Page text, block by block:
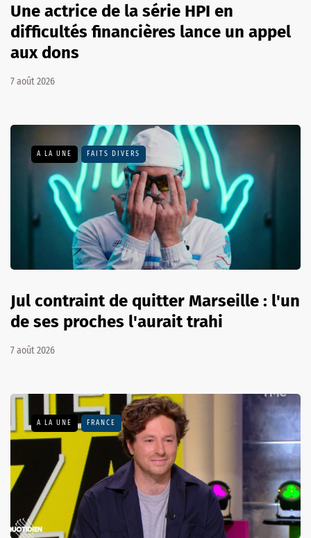
Une actrice de la série HPI en
difficultés financières lance un appel
aux dons
7 août 2026
A LA UNE FAITS DIVERS
Jul contraint de quitter Marseille : l'un
de ses proches l'aurait trahi
7 août 2026
A LA UNE FRANCE